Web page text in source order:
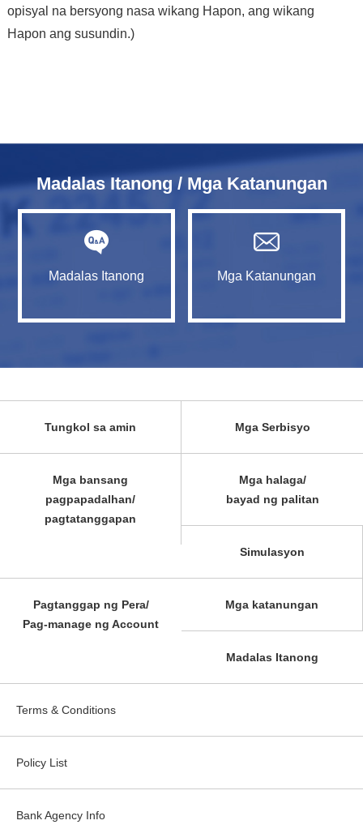
opisyal na bersyong nasa wikang Hapon, ang wikang
Hapon ang susundin.)
Madalas Itanong / Mga Katanungan
Madalas Itanong Mga Katanungan
Tungkol sa amin Mga Serbisyo
Mga bansang
pagpapadalhan/
pagtatanggapan
Mga halaga/
bayad ng palitan
Simulasyon
Pagtanggap ng Pera/
Pag-manage ng Account
Mga katanungan
Madalas Itanong
Terms & Conditions
Policy List
Bank Agency Info